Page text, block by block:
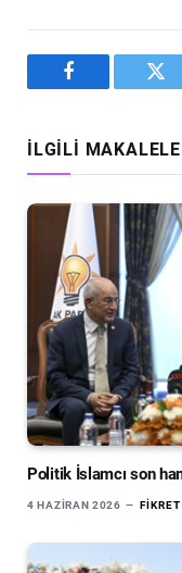
Facebook
İLGILI
Politik İslamcı son
4 HAZIRAN 2026